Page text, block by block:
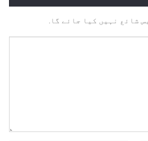
شائع نہیں کیا جائے گا.